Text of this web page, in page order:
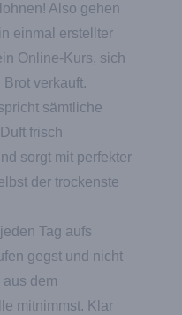
Also gehen
einmal erstellter
Online-Kurs, sich
verkauft.
sämtliche
frisch
sorgt mit perfekter
der trockenste
Tag aufs
gegst und nicht
dem
mitnimmst. Klar